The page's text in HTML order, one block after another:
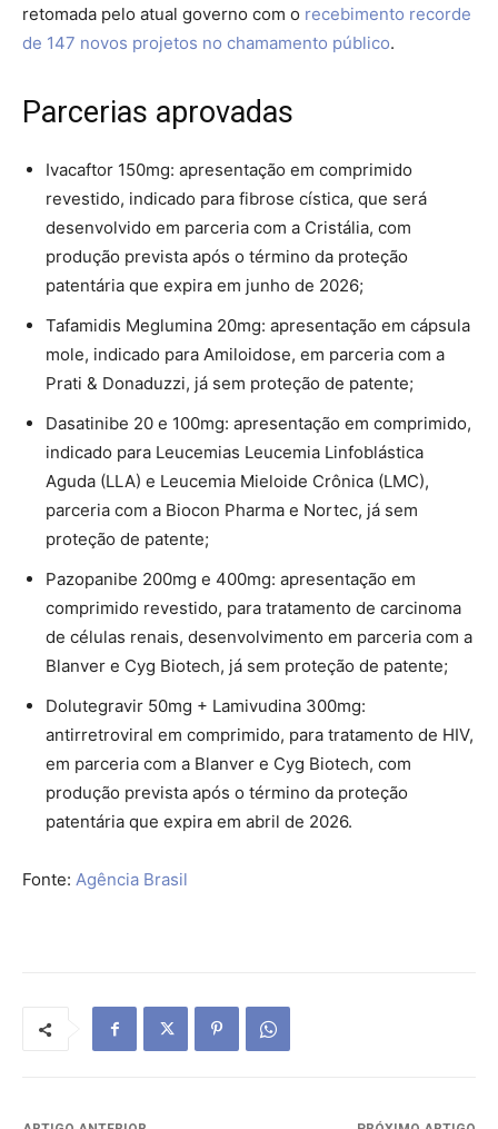
retomada pelo atual governo com o recebimento recorde
de 147 novos projetos no chamamento público.
Parcerias aprovadas
Ivacaftor 150mg: apresentação em comprimido
revestido, indicado para fibrose cística, que será
desenvolvido em parceria com a Cristália, com
produção prevista após o término da proteção
patentária que expira em junho de 2026;
Tafamidis Meglumina 20mg: apresentação em cápsula
mole, indicado para Amiloidose, em parceria com a
Prati & Donaduzzi, já sem proteção de patente;
Dasatinibe 20 e 100mg: apresentação em comprimido,
indicado para Leucemias Leucemia Linfoblástica
Aguda (LLA) e Leucemia Mieloide Crônica (LMC),
parceria com a Biocon Pharma e Nortec, já sem
proteção de patente;
Pazopanibe 200mg e 400mg: apresentação em
comprimido revestido, para tratamento de carcinoma
de células renais, desenvolvimento em parceria com a
Blanver e Cyg Biotech, já sem proteção de patente;
Dolutegravir 50mg + Lamivudina 300mg:
antirretroviral em comprimido, para tratamento de HIV,
em parceria com a Blanver e Cyg Biotech, com
produção prevista após o término da proteção
patentária que expira em abril de 2026.
Fonte: Agência Brasil